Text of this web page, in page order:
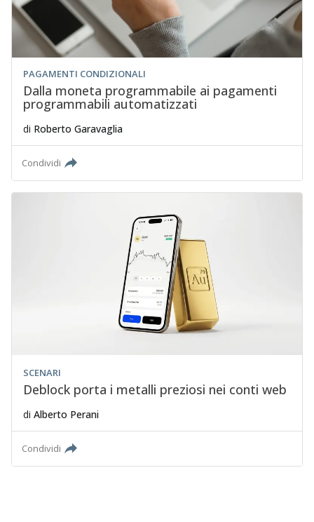
PAGAMENTI CONDIZIONALI
Dalla moneta programmabile ai pagamenti
programmabili automatizzati
di Roberto Garavaglia
Condividi
SCENARI
Deblock porta i metalli preziosi nei conti web
di Alberto Perani
Condividi